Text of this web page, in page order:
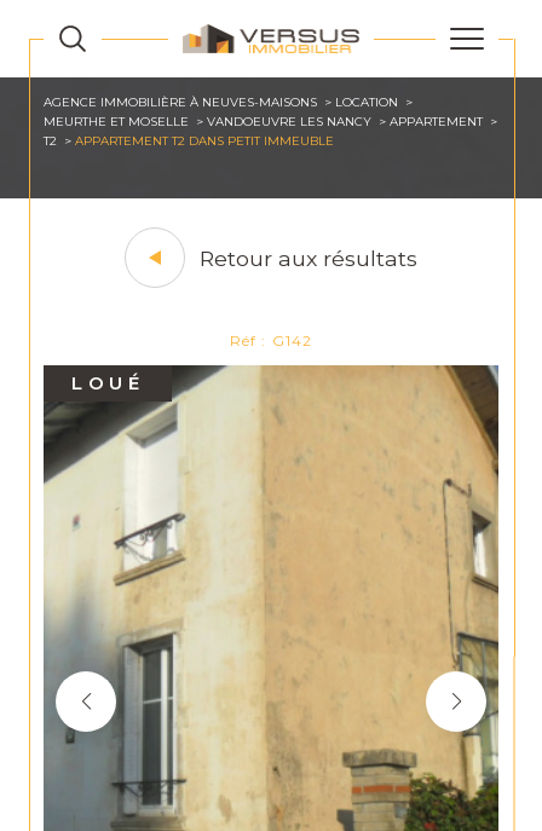
AGENCE IMMOBILIÈRE À NEUVES-MAISONS
LOCATION
MEURTHE ET MOSELLE
VANDOEUVRE LES NANCY
APPARTEMENT
T2
APPARTEMENT T2 DANS PETIT IMMEUBLE
Retour aux résultats
Réf : G142
LOUÉ